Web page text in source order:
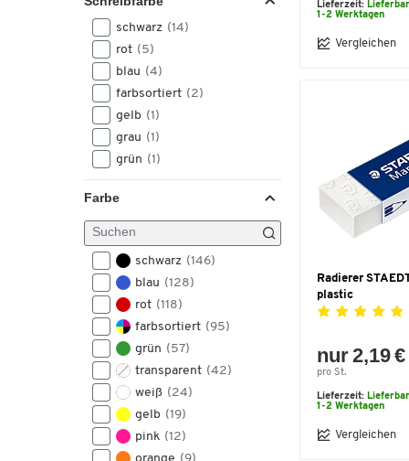
1,5 (2)
2 - 2,5
2 - 7 (2)
2 - 8(2)
2,4(2)
3(2)
4 - 12 (2)
M (mittel)
M (mittel) – 1
(2)
0,05 - 0,8
(1)
0,3 - 0,7
(1)
0,35 - 0,7
(1)
0,4 + 0,8
0,5 - 1
0,65
0,7 - 1 (1)
1 - 1,5
(1)
1 - 3
schwarz (14)
rot (5)
blau (4)
farbsortiert (2)
gelb (1)
grau (1)
grün (1)
Farbe
schwarz (146)
blau (128)
rot (118)
farbsortiert (95)
grün (57)
transparent (42)
weiß (24)
gelb (19)
pink (12)
Lieferzeit:
1-2 Werktagen
Vergleichen
Radierer
plastic
nur 2,19 €
pro St.
Lieferzeit:
1-2 Werktagen
Vergleichen